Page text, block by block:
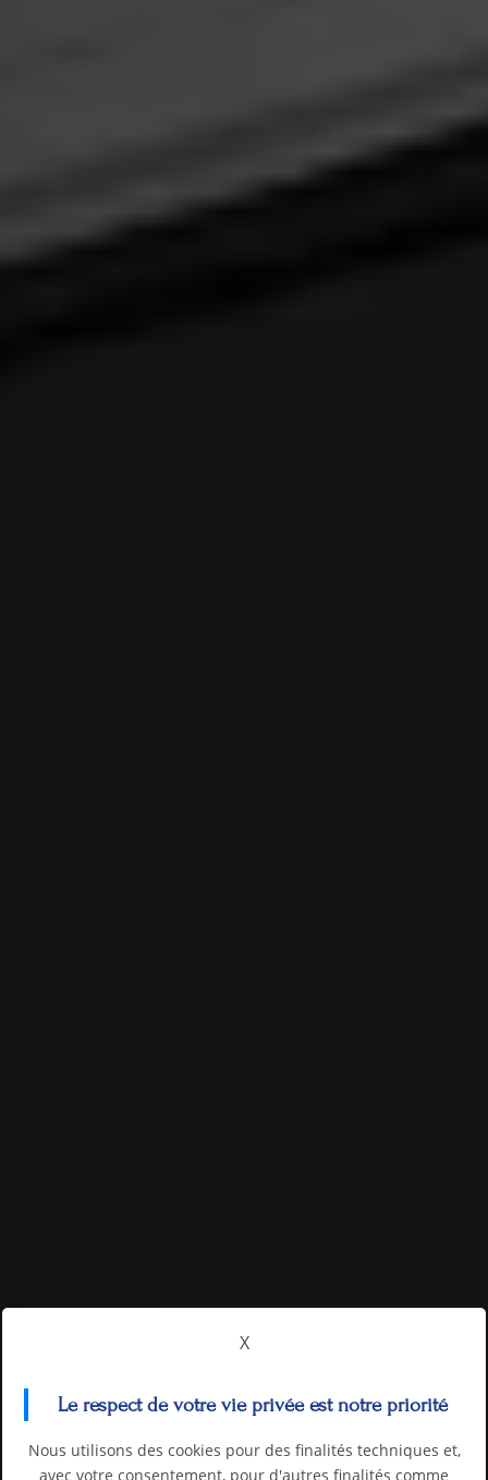
X
Le respect de votre vie privée est notre priorité
Nous utilisons des cookies pour des finalités techniques et,
avec votre consentement, pour d'autres finalités comme